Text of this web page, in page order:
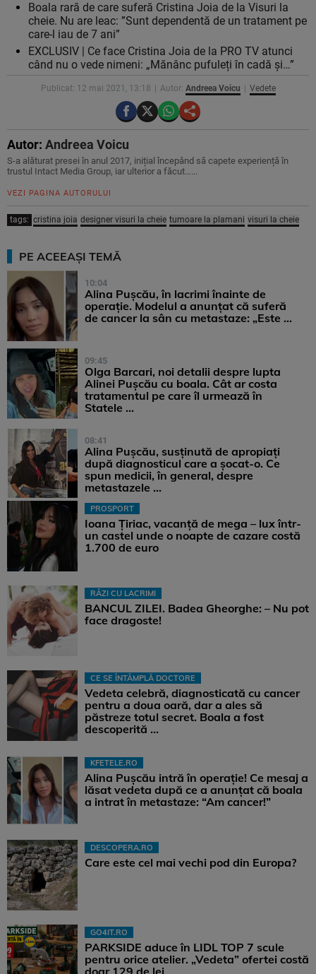
Boala rară de care suferă Cristina Joia de la Visuri la
cheie. Nu are leac: ”Sunt dependentă de un tratament pe
care-l iau de 7 ani”
EXCLUSIV | Ce face Cristina Joia de la PRO TV atunci
când nu o vede nimeni: „Mănânc pufuleți în cadă și…”
Publicat: 12 mai 2021, 13:18 Autor: Andreea Voicu Vedete
Autor: Andreea Voicu
S-a alăturat presei în anul 2017, inițial începând să capete experiență în
trustul Intact Media Group, iar ulterior a făcut…...
VEZI PAGINA AUTORULUI
tags: cristina joia designer visuri la cheie tumoare la plamani visuri la cheie
PE ACEEAȘI TEMĂ
10:04
Alina Pușcău, în lacrimi înainte de
operație. Modelul a anunțat că suferă
de cancer la sân cu metastaze: „Este ...
09:45
Olga Barcari, noi detalii despre lupta
Alinei Pușcău cu boala. Cât ar costa
tratamentul pe care îl urmează în
Statele ...
08:41
Alina Pușcău, susținută de apropiați
după diagnosticul care a șocat-o. Ce
spun medicii, în general, despre
metastazele ...
PROSPORT
Ioana Țiriac, vacanță de mega – lux într-
un castel unde o noapte de cazare costă
1.700 de euro
RÂZI CU LACRIMI
BANCUL ZILEI. Badea Gheorghe: – Nu pot
face dragoste!
CE SE ÎNTÂMPLĂ DOCTORE
Vedeta celebră, diagnosticată cu cancer
pentru a doua oară, dar a ales să
păstreze totul secret. Boala a fost
descoperită ...
KFETELE.RO
Alina Pușcău intră în operație! Ce mesaj a
lăsat vedeta după ce a anunțat că boala
a intrat în metastaze: “Am cancer!”
DESCOPERA.RO
Care este cel mai vechi pod din Europa?
GO4IT.RO
PARKSIDE aduce în LIDL TOP 7 scule
pentru orice atelier. „Vedeta” ofertei costă